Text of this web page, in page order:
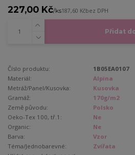
227,00 Kč/ks187,60 Kčbez DPH
Přidat
Číslo produktu:
1B05EA0107
Materiál:
Alpina
Metráž/Panel/Kusovka:
Kusovka
Gramáž:
170g/m2
Země původu:
Polsko
Oeko-Tex 100, tř.1:
Ne
Organic:
Ne
Barva:
Vzor
Téma/Jednobarevné:
Zvířata